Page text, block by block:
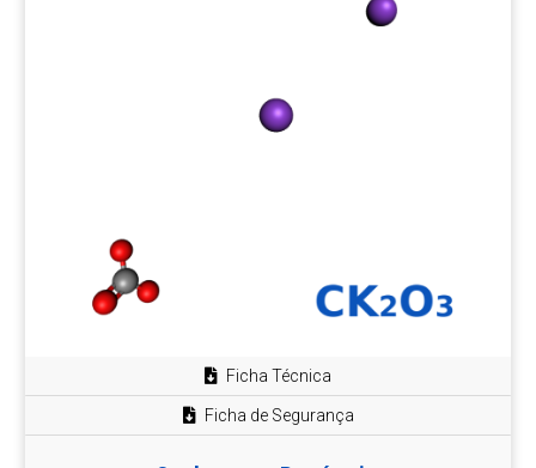
Ficha Técnica
Ficha de Segurança